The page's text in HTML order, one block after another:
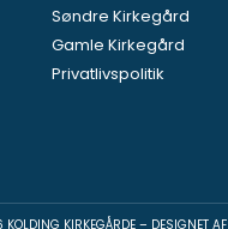
Søndre Kirkegård
Gamle Kirkegård
Privatlivspolitik
KIRKEGÅRDE – DESIGNET AF